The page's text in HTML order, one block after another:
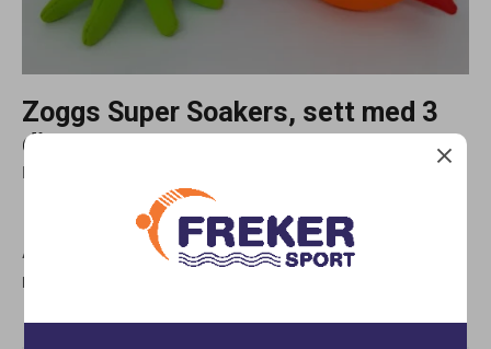
Zoggs Super Soakers, sett med 3
djur.
Artnr:
Lagerstatus: